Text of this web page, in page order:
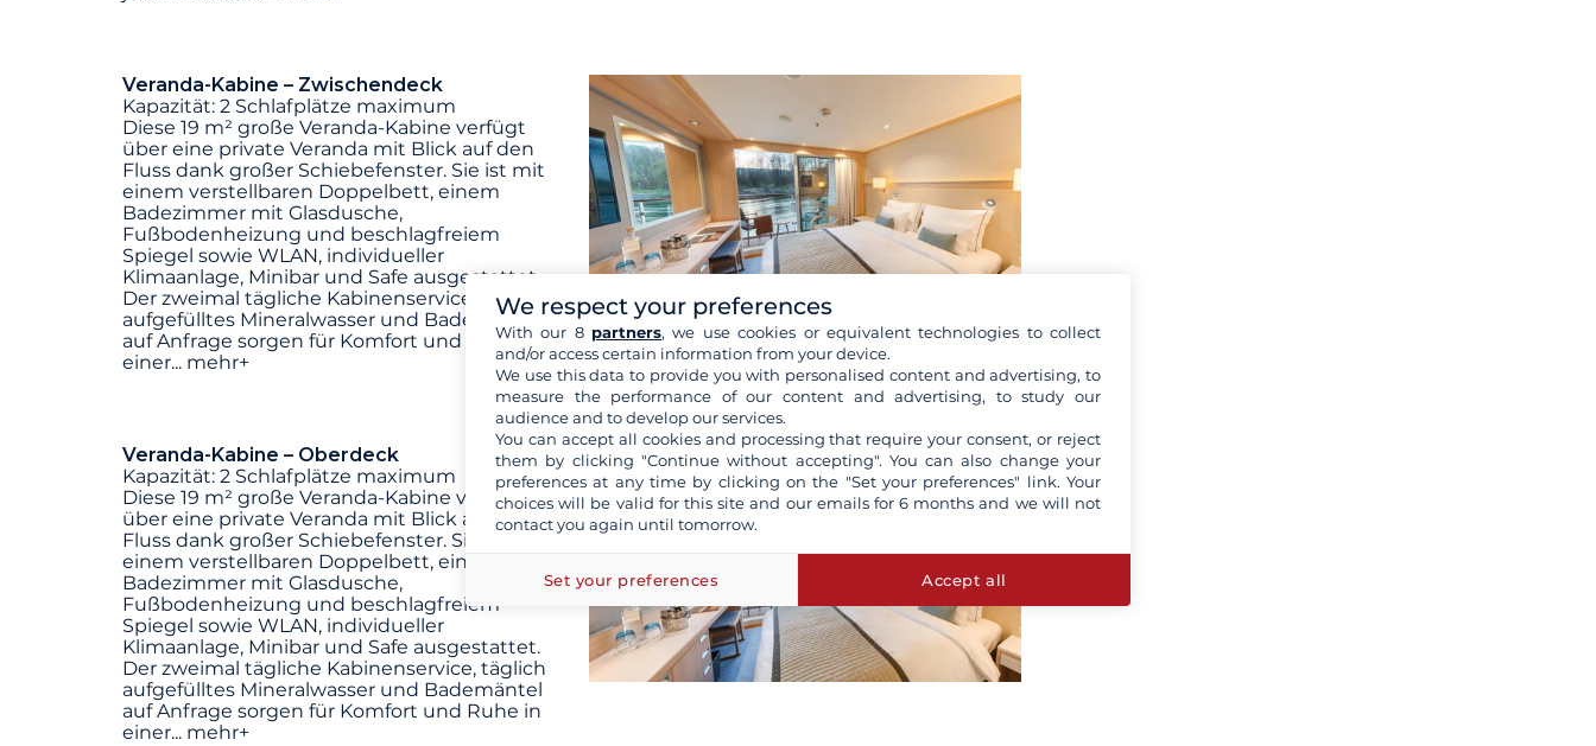
Veranda-Kabine – Zwischendeck
Kapazität: 2 Schlafplätze maximum
Diese 19 m² große Veranda-Kabine verfügt
über eine private Veranda mit Blick auf den
Fluss dank großer Schiebefenster. Sie ist mit
einem verstellbaren Doppelbett, einem
Badezimmer mit Glasdusche,
Fußbodenheizung und beschlagfreiem
Spiegel sowie WLAN, individueller
Klimaanlage, Minibar und Safe ausgestattet.
Der zweimal tägliche Kabinenservice, täglich
aufgefülltes Mineralwasser und Bademäntel
auf Anfrage sorgen für Komfort und Ruhe in
einer... mehr+
Veranda-Kabine – Oberdeck
Kapazität: 2 Schlafplätze maximum
Diese 19 m² große Veranda-Kabine verfügt
über eine private Veranda mit Blick auf den
Fluss dank großer Schiebefenster. Sie ist mit
einem verstellbaren Doppelbett, einem
Badezimmer mit Glasdusche,
Fußbodenheizung und beschlagfreiem
Spiegel sowie WLAN, individueller
Klimaanlage, Minibar und Safe ausgestattet.
Der zweimal tägliche Kabinenservice, täglich
aufgefülltes Mineralwasser und Bademäntel
auf Anfrage sorgen für Komfort und Ruhe in
einer... mehr+
We respect your preferences
With our 8 partners, we use cookies or equivalent technologies to collect
and/or access certain information from your device.
We use this data to provide you with personalised content and advertising, to
measure the performance of our content and advertising, to study our
audience and to develop our services.
You can accept all cookies and processing that require your consent, or reject
them by clicking "Continue without accepting". You can also change your
preferences at any time by clicking on the "Set your preferences" link. Your
choices will be valid for this site and our emails for 6 months and we will not
contact you again until tomorrow.
Set your preferences Accept all